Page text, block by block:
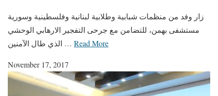
زار وفد من منظمات شبابية وطلابية لبنانية وفلسطينية وسورية
مستشفى بهمن، للتضامن مع جرحى التفجير الارهابي الوحشي
الذي طال الآمنين … Read More
November 17, 2017